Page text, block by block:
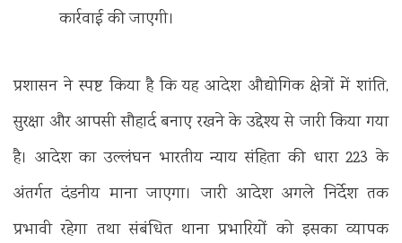
कार्रवाई की जाएगी।
प्रशासन ने स्पष्ट किया है कि यह आदेश औद्योगिक क्षेत्रों में शांति,
सुरक्षा और आपसी सौहार्द बनाए रखने के उद्देश्य से जारी किया गया
है। आदेश का उल्लंघन भारतीय न्याय संहिता की धारा 223 के
अंतर्गत दंडनीय माना जाएगा। जारी आदेश अगले निर्देश तक
प्रभावी रहेगा तथा संबंधित थाना प्रभारियों को इसका व्यापक